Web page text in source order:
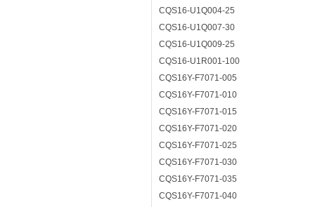
CQS16-U1Q004-25
CQS16-U1Q007-30
CQS16-U1Q009-25
CQS16-U1R001-100
CQS16Y-F7071-005
CQS16Y-F7071-010
CQS16Y-F7071-015
CQS16Y-F7071-020
CQS16Y-F7071-025
CQS16Y-F7071-030
CQS16Y-F7071-035
CQS16Y-F7071-040